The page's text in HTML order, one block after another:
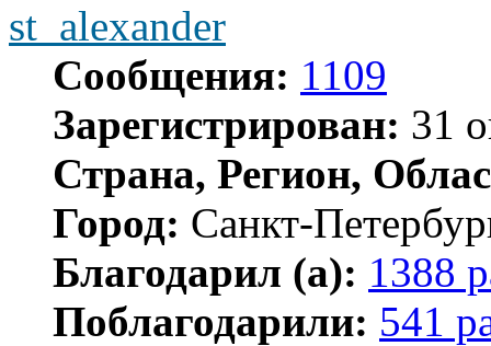
st_alexander
Сообщения: 1109
Зарегистрирован: 31
Страна, Регион,
Город: Санкт-
Благодарил (а): 1388
Поблагодарили: 541